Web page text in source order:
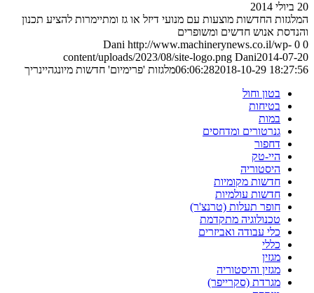
20 ביולי 2014
המלגזות החדשות מוצעות עם מנועי דיזל או גז ומתיימרות להציע תכנון
והנדסת אנוש חדשים ומשופרים
0
0
Dani http://www.machinerynews.co.il/wp-
content/uploads/2023/08/site-logo.png Dani2014-07-20
06:06:282018-10-29 18:27:56
מלגזות 'פרימיום' חדשות מיונגהיינריך
בטון וחול
בטיחות
במות
גנרטורים ומדחסים
דחפור
היי-טק
היסטוריה
חדשות מקומיות
חדשות עולמיות
חופר תעלות (טרנצ'ר)
טכנולוגיה מתקדמת
כלי עבודה ואביזרים
כללי
מגזין
מגזין והיסטוריה
מגרדת (סקרייפר)